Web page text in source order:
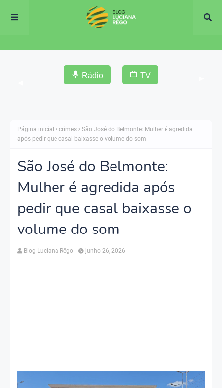
Rádio TV
Página inicial crimes
São José do Belmonte: Mulher é agredida
após pedir que casal baixasse o volume do som
São José do Belmonte:
Mulher é agredida após
pedir que casal baixasse o
volume do som
Blog Luciana Rêgo junho 26, 2026